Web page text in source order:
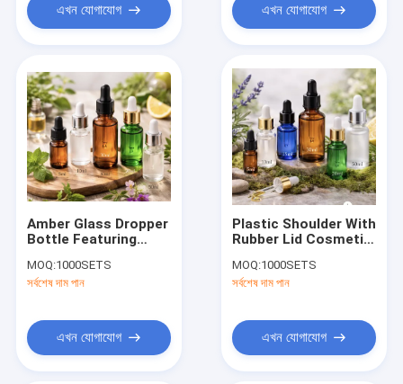
এখন যোগাযোগ এখন যোগাযোগ
Amber Glass Dropper
Bottle Featuring
Rubber Calibration
Blank or Printed
Pharmaceuticals and
Aromatherapy
MOQ:1000SETS
সর্বশেষ দাম পান
এখন যোগাযোগ
Plastic Shoulder With
Rubber Lid Cosmetic
Printed Calibration
Suitable For Skincare
Products
MOQ:1000SETS
সর্বশেষ দাম পান
এখন যোগাযোগ